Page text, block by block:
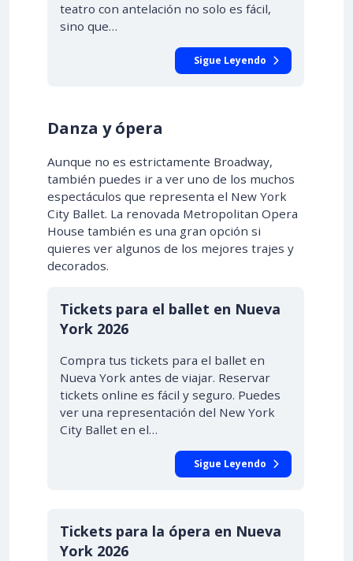
teatro con antelación no solo es fácil,
sino que…
Sigue Leyendo
Danza y ópera
Aunque no es estrictamente Broadway,
también puedes ir a ver uno de los muchos
espectáculos que representa el New York
City Ballet. La renovada Metropolitan Opera
House también es una gran opción si
quieres ver algunos de los mejores trajes y
decorados.
Tickets para el ballet en Nueva
York 2026
Compra tus tickets para el ballet en
Nueva York antes de viajar. Reservar
tickets online es fácil y seguro. Puedes
ver una representación del New York
City Ballet en el…
Sigue Leyendo
DESDE $56.00
Tickets para la ópera en Nueva
York 2026